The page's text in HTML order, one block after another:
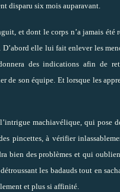
disparu six mois auparavant.
et dont le corps n’a jamais été
D’abord elle lui fait enlever les
des indications afin de
de son équipe. Et lorsque les
machiavélique, qui pose
pincettes, à vérifier
bien des problèmes et qui
les badauds tout en
et plus si affinité.